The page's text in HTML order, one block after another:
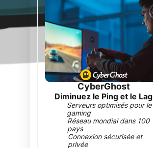
CyberGhost
Diminuez le Ping et le Lag
Serveurs optimisés pour le
gaming
Réseau mondial dans 100
pays
Connexion sécurisée et
privée